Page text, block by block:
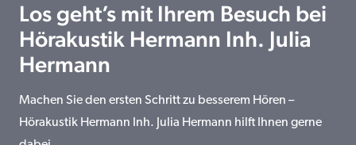
Los geht’s mit Ihrem Besuch bei
Hörakustik Hermann Inh. Julia
Hermann
Machen Sie den ersten Schritt zu besserem Hören –
Hörakustik Hermann Inh. Julia Hermann hilft Ihnen gerne